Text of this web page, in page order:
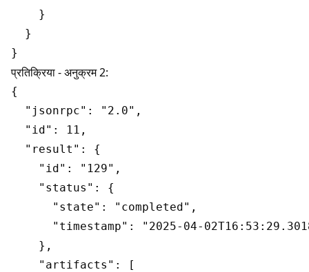
    }
  }
प्रतिक्रिया - अनुक्रम 2:
{
  "jsonrpc": "2.0",
  "id": 11,
  "result": {
    "id": "129",
    "status": {
      "state": "completed",
"timestamp": "2025-04-
    },
    "artifacts": [